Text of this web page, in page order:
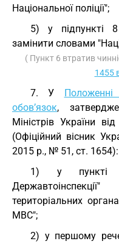
Національної поліції";
5) у підпункті 8
замінити словами
( Пункт 6 втратив
1455
7. У Положенні
обов’язок,
Міністрів України
(Офіційний вісник
2015 р., № 51, ст. 1654):
1) у пункті
територіальних
МВС";
2) у першому